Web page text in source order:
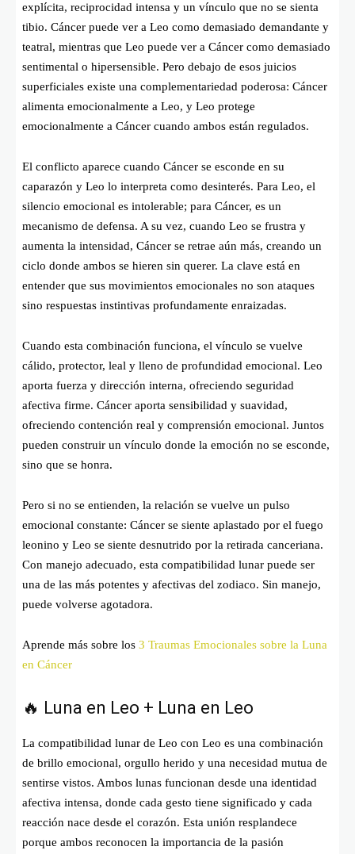
explícita, reciprocidad intensa y un vínculo que no se sienta
tibio. Cáncer puede ver a Leo como demasiado demandante y
teatral, mientras que Leo puede ver a Cáncer como demasiado
sentimental o hipersensible. Pero debajo de esos juicios
superficiales existe una complementariedad poderosa: Cáncer
alimenta emocionalmente a Leo, y Leo protege
emocionalmente a Cáncer cuando ambos están regulados.
El conflicto aparece cuando Cáncer se esconde en su
caparazón y Leo lo interpreta como desinterés. Para Leo, el
silencio emocional es intolerable; para Cáncer, es un
mecanismo de defensa. A su vez, cuando Leo se frustra y
aumenta la intensidad, Cáncer se retrae aún más, creando un
ciclo donde ambos se hieren sin querer. La clave está en
entender que sus movimientos emocionales no son ataques
sino respuestas instintivas profundamente enraizadas.
Cuando esta combinación funciona, el vínculo se vuelve
cálido, protector, leal y lleno de profundidad emocional. Leo
aporta fuerza y dirección interna, ofreciendo seguridad
afectiva firme. Cáncer aporta sensibilidad y suavidad,
ofreciendo contención real y comprensión emocional. Juntos
pueden construir un vínculo donde la emoción no se esconde,
sino que se honra.
Pero si no se entienden, la relación se vuelve un pulso
emocional constante: Cáncer se siente aplastado por el fuego
leonino y Leo se siente desnutrido por la retirada canceriana.
Con manejo adecuado, esta compatibilidad lunar puede ser
una de las más potentes y afectivas del zodiaco. Sin manejo,
puede volverse agotadora.
Aprende más sobre los 3 Traumas Emocionales sobre la Luna
en Cáncer
🔥 Luna en Leo + Luna en Leo
La compatibilidad lunar de Leo con Leo es una combinación
de brillo emocional, orgullo herido y una necesidad mutua de
sentirse vistos. Ambos lunas funcionan desde una identidad
afectiva intensa, donde cada gesto tiene significado y cada
reacción nace desde el corazón. Esta unión resplandece
porque ambos reconocen la importancia de la pasión